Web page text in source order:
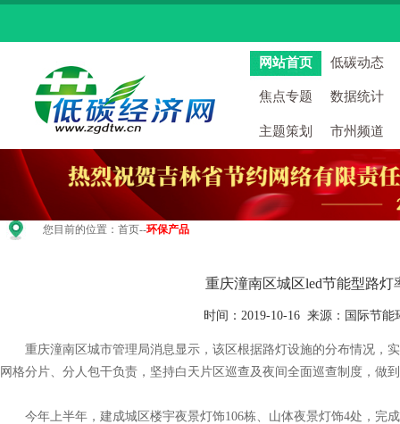
网站首页 低碳动态
焦点专题 数据统计
主题策划 市州频道
您目前的位置： 首页--环保产品
重庆潼南区城区led节能型路灯
时间：2019-10-16 来源：国际节
重庆潼南区城市管理局消息显示，该区根据路灯设施的分布情况，
网格分片、分人包干负责，坚持白天片区巡查及夜间全面巡查制度，做
今年上半年，建成城区楼宇夜景灯饰106栋、山体夜景灯饰4处，完